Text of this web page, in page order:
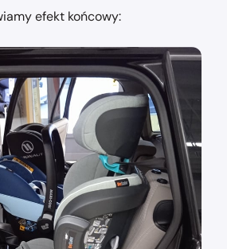
efekt końcowy: